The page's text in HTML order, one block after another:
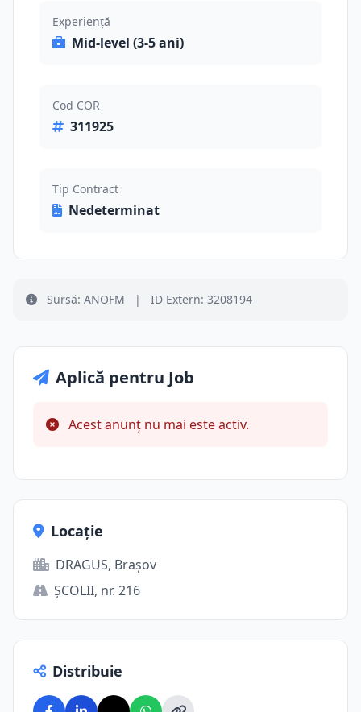
Experiență
Mid-level (3-5 ani)
Cod COR
311925
Tip Contract
Nedeterminat
Sursă: ANOFM | ID Extern: 3208194
Aplică pentru Job
Acest anunț nu mai este activ.
Locație
DRAGUS, Brașov
ŞCOLII, nr. 216
Distribuie